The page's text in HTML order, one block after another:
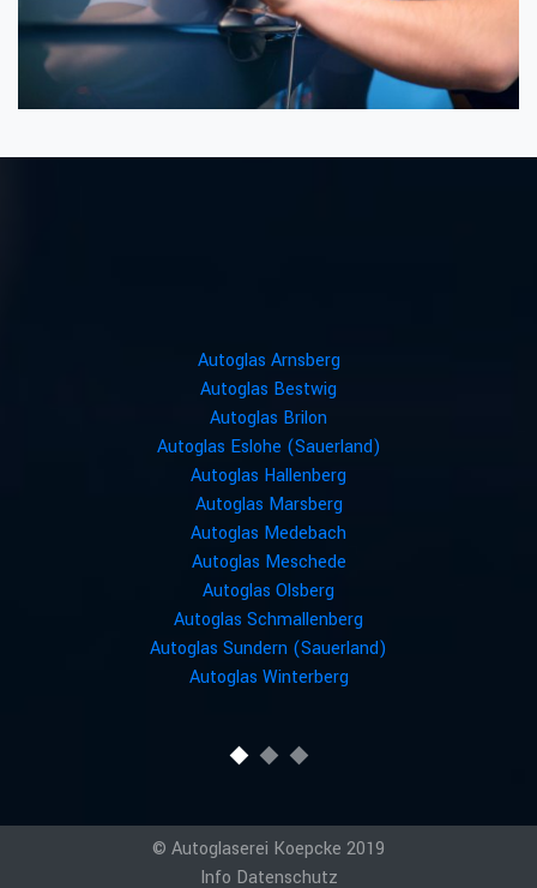
Autoglas Arnsberg
Autoglas Bestwig
Autoglas Brilon
Autoglas Eslohe (Sauerland)
Autoglas Hallenberg
Autoglas Marsberg
Autoglas Medebach
Autoglas Meschede
Autoglas Olsberg
Autoglas Schmallenberg
Autoglas Sundern (Sauerland)
Autoglas Winterberg
© Autoglaserei Koepcke 2019
Info Datenschutz